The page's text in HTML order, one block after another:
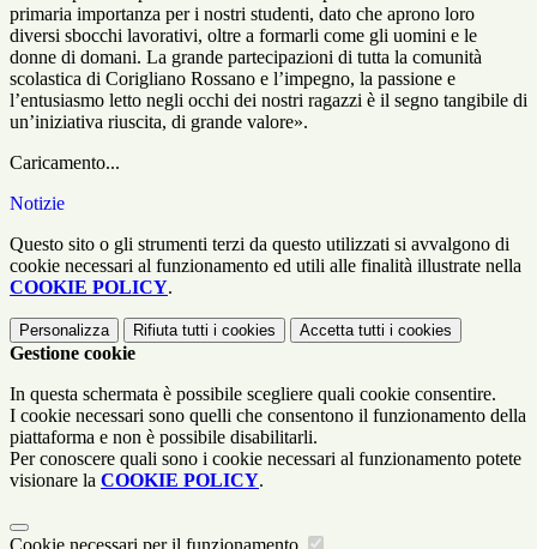
primaria importanza per i nostri studenti, dato che aprono loro
diversi sbocchi lavorativi, oltre a formarli come gli uomini e le
donne di domani. La grande partecipazioni di tutta la comunità
scolastica di Corigliano Rossano e l’impegno, la passione e
l’entusiasmo letto negli occhi dei nostri ragazzi è il segno tangibile di
un’iniziativa riuscita, di grande valore».
Caricamento...
Notizie
Questo sito o gli strumenti terzi da questo utilizzati si avvalgono di
cookie necessari al funzionamento ed utili alle finalità illustrate nella
COOKIE POLICY.
Personalizza Rifiuta tutti i cookies Accetta tutti i cookies
Gestione cookie
In questa schermata è possibile scegliere quali cookie consentire.
I cookie necessari sono quelli che consentono il funzionamento della
piattaforma e non è possibile disabilitarli.
Per conoscere quali sono i cookie necessari al funzionamento potete
visionare la COOKIE POLICY.
Cookie necessari per il funzionamento